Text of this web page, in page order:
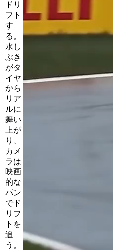
ドリ
フト
す
る。
水し
ぶき
がタ
イヤ
から
リア
ルに
舞い
上が
り、
カメ
ラは
映画
的な
パン
でド
リフ
トを
追
う。